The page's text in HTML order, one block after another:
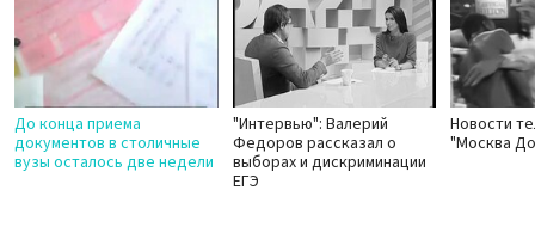
До конца приема
документов в столичные
вузы осталось две недели
"Интервью": Валерий
Федоров рассказал о
выборах и дискриминации
ЕГЭ
Новости
"Москва